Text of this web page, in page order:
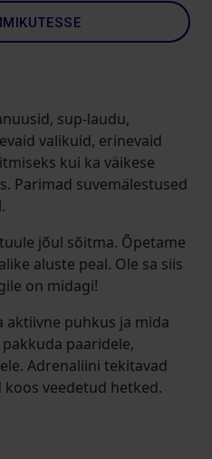
sup-laudu,
valikuid, erinevaid
kui ka väikese
Parimad suvemälestused
jõul sõitma. Õpetame
aluste peal. Ole sa siis
on midagi!
puhkus ja mida
paaridele,
Adrenaliini tekitavad
veedetud hetked.